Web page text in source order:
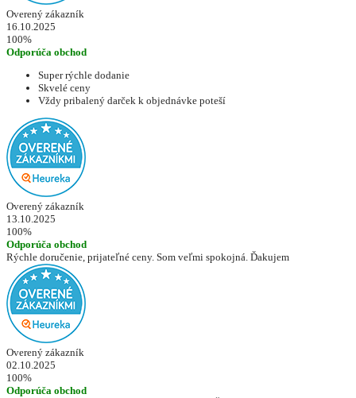
Overený zákazník
16.10.2025
100%
Odporúča obchod
Super rýchle dodanie
Skvelé ceny
Vždy pribalený darček k objednávke poteší
Overený zákazník
13.10.2025
100%
Odporúča obchod
Rýchle doručenie, prijateľné ceny. Som veľmi spokojná. Ďakujem
Overený zákazník
02.10.2025
100%
Odporúča obchod